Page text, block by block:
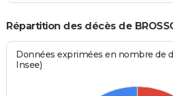
Répartition des décès de
Données exprimées en nombre de
Insee)